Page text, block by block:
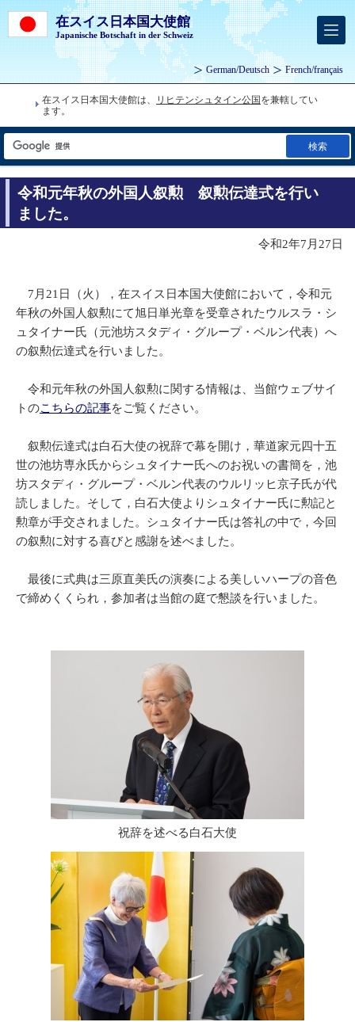
在スイス日本国大使館
Japanische Botschaft in der Schweiz
German/Deutsch French/français
在スイス日本国大使館は、 リヒテンシュタイン公国 を兼轄してい
ます。
検索
令和元年秋の外国人叙勲 叙勲伝達式を行い
ました。
令和2年7月27日
祝辞を述べる白石大使
7月21日（火），在スイス日本国大使館において，令和元
年秋の外国人叙勲にて旭日単光章を受章されたウルスラ・シ
ュタイナー氏（元池坊スタディ・グループ・ベルン代表）へ
の叙勲伝達式を行いました。
令和元年秋の外国人叙勲に関する情報は、当館ウェブサイ
トのこちらの記事をご覧ください。
叙勲伝達式は白石大使の祝辞で幕を開け，華道家元四十五
世の池坊専永氏からシュタイナー氏へのお祝いの書簡を，池
坊スタディ・グループ・ベルン代表のウルリッヒ京子氏が代
読しました。そして，白石大使よりシュタイナー氏に勲記と
勲章が手交されました。シュタイナー氏は答礼の中で，今回
の叙勲に対する喜びと感謝を述べました。
最後に式典は三原直美氏の演奏による美しいハープの音色
で締めくくられ，参加者は当館の庭で懇談を行いました。